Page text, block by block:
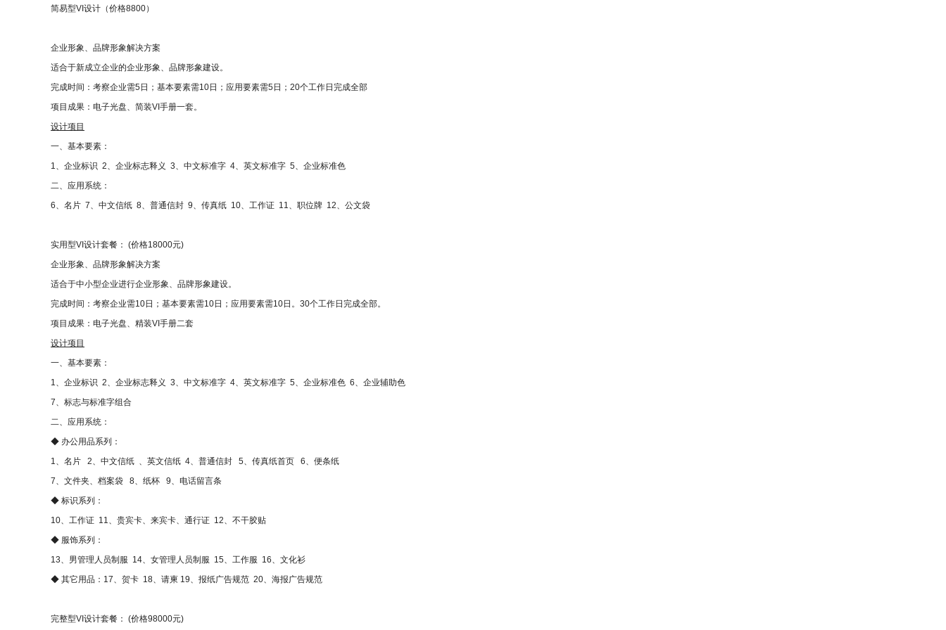
简易型VI设计（价格8800）
企业形象、品牌形象解决方案
适合于新成立企业的企业形象、品牌形象建设。
完成时间：考察企业需5日；基本要素需10日；应用要素需5日；20个工作日完成全部
项目成果：电子光盘、简装VI手册一套。
设计项目
一、基本要素：
1、企业标识 2、企业标志释义 3、中文标准字 4、英文标准字 5、企业标准色
二、应用系统：
6、名片 7、中文信纸 8、普通信封 9、传真纸 10、工作证 11、职位牌 12、公文袋
实用型VI设计套餐： (价格18000元)
企业形象、品牌形象解决方案
适合于中小型企业进行企业形象、品牌形象建设。
完成时间：考察企业需10日；基本要素需10日；应用要素需10日。30个工作日完成全部。
项目成果：电子光盘、精装VI手册二套
设计项目
一、基本要素：
1、企业标识 2、企业标志释义 3、中文标准字 4、英文标准字 5、企业标准色 6、企业辅助色
7、标志与标准字组合
二、应用系统：
◆ 办公用品系列：
1、名片 2、中文信纸 、英文信纸 4、普通信封 5、传真纸首页 6、便条纸
7、文件夹、档案袋 8、纸杯 9、电话留言条
◆ 标识系列：
10、工作证 11、贵宾卡、来宾卡、通行证 12、不干胶贴
◆ 服饰系列：
13、男管理人员制服 14、女管理人员制服 15、工作服 16、文化衫
◆ 其它用品：17、贺卡 18、请柬 19、报纸广告规范 20、海报广告规范
完整型VI设计套餐： (价格98000元)